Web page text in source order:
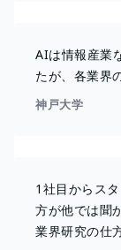
AIは情報産業
たが、各業界
神戸大学
1社目からス
方が他では聞
業界研究の仕